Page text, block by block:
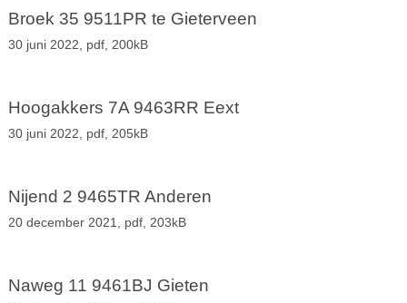
Broek 35 9511PR te Gieterveen
30 juni 2022, pdf, 200kB
Hoogakkers 7A 9463RR Eext
30 juni 2022, pdf, 205kB
Nijend 2 9465TR Anderen
20 december 2021, pdf, 203kB
Naweg 11 9461BJ Gieten